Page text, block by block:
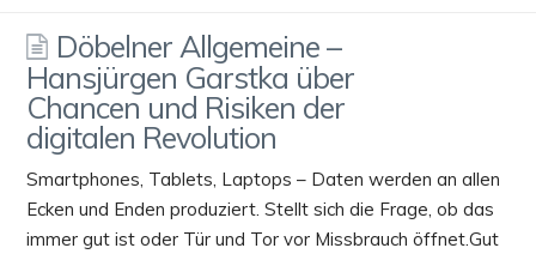
Döbelner Allgemeine –
Hansjürgen Garstka über
Chancen und Risiken der
digitalen Revolution
Smartphones, Tablets, Laptops – Daten werden an allen
Ecken und Enden produziert. Stellt sich die Frage, ob das
immer gut ist oder Tür und Tor vor Missbrauch öffnet.Gut